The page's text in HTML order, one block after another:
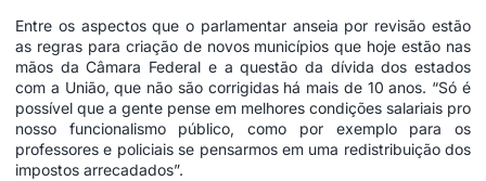
Entre os aspectos que o parlamentar anseia por revisão estão
as regras para criação de novos municípios que hoje estão nas
mãos da Câmara Federal e a questão da dívida dos estados
com a União, que não são corrigidas há mais de 10 anos. “Só é
possível que a gente pense em melhores condições salariais pro
nosso funcionalismo público, como por exemplo para os
professores e policiais se pensarmos em uma redistribuição dos
impostos arrecadados”.